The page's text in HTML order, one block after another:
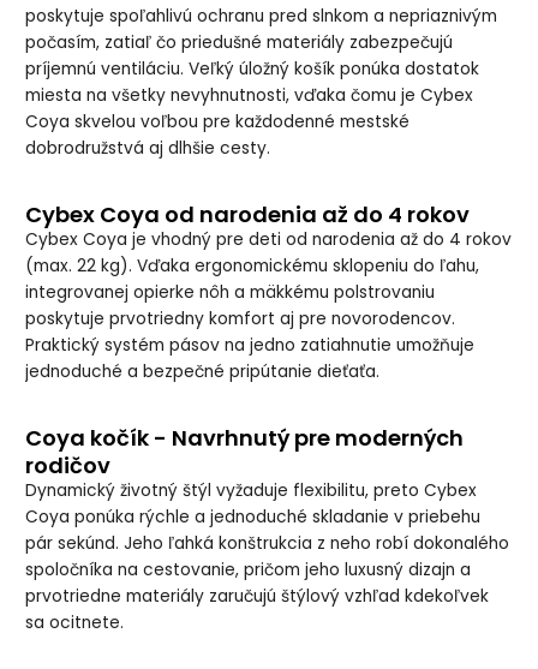
poskytuje spoľahlivú ochranu pred slnkom a nepriaznivým
počasím, zatiaľ čo priedušné materiály zabezpečujú
príjemnú ventiláciu. Veľký úložný košík ponúka dostatok
miesta na všetky nevyhnutnosti, vďaka čomu je Cybex
Coya skvelou voľbou pre každodenné mestské
dobrodružstvá aj dlhšie cesty.
Cybex Coya od narodenia až do 4 rokov
Cybex Coya je vhodný pre deti od narodenia až do 4 rokov
(max. 22 kg). Vďaka ergonomickému sklopeniu do ľahu,
integrovanej opierke nôh a mäkkému polstrovaniu
poskytuje prvotriedny komfort aj pre novorodencov.
Praktický systém pásov na jedno zatiahnutie umožňuje
jednoduché a bezpečné pripútanie dieťaťa.
Coya kočík - Navrhnutý pre moderných
rodičov
Dynamický životný štýl vyžaduje flexibilitu, preto Cybex
Coya ponúka rýchle a jednoduché skladanie v priebehu
pár sekúnd. Jeho ľahká konštrukcia z neho robí dokonalého
spoločníka na cestovanie, pričom jeho luxusný dizajn a
prvotriedne materiály zaručujú štýlový vzhľad kdekoľvek
sa ocitnete.